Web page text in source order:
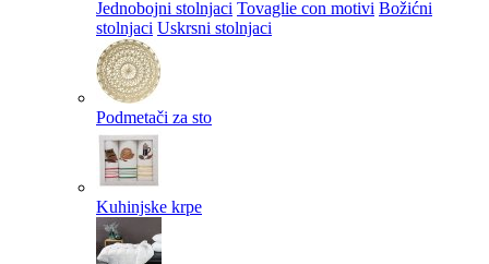
Jednobojni stolnjaci Tovaglie con motivi Božićni
stolnjaci Uskrsni stolnjaci
Podmetači za sto
Kuhinjske krpe